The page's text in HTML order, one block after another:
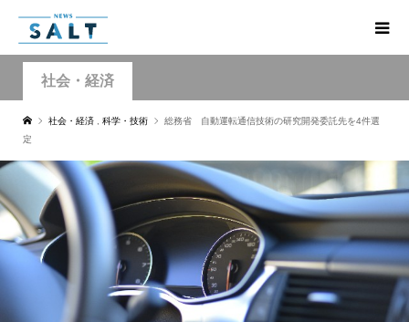
社会・経済
社会・経済 科学・技術
総務省 自動運転通信技術の研究開発委託先を4件選
定